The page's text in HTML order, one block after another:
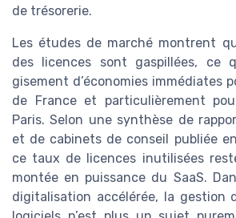
de trésorerie.
Les études de marché montrent
des licences sont gaspillées, ce
gisement d’économies immédiates
de France et particulièrement
Paris. Selon une synthèse de
et de cabinets de conseil publiée
ce taux de licences inutilisées
montée en puissance du SaaS.
digitalisation accélérée, la gestion